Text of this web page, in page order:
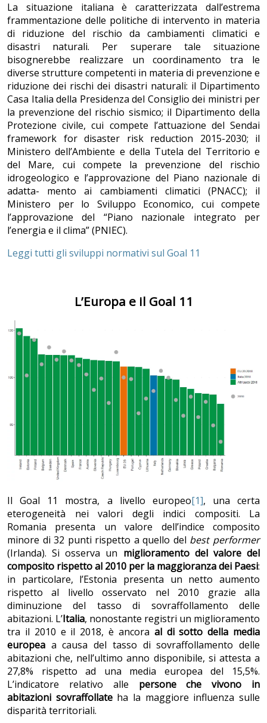
La situazione italiana è caratterizzata dall’estrema
frammentazione delle politiche di intervento in materia
di riduzione del rischio da cambiamenti climatici e
disastri naturali. Per superare tale situazione
bisognerebbe realizzare un coordinamento tra le
diverse strutture competenti in materia di prevenzione e
riduzione dei rischi dei disastri naturali: il Dipartimento
Casa Italia della Presidenza del Consiglio dei ministri per
la prevenzione del rischio sismico; il Dipartimento della
Protezione civile, cui compete l’attuazione del Sendai
framework for disaster risk reduction 2015-2030; il
Ministero dell’Ambiente e della Tutela del Territorio e
del Mare, cui compete la prevenzione del rischio
idrogeologico e l’approvazione del Piano nazionale di
adatta- mento ai cambiamenti climatici (PNACC); il
Ministero per lo Sviluppo Economico, cui compete
l’approvazione del “Piano nazionale integrato per
l’energia e il clima” (PNIEC).
Leggi tutti gli sviluppi normativi sul Goal 11
L’Europa e il Goal 11
Il Goal 11 mostra, a livello europeo[1], una certa
eterogeneità nei valori degli indici compositi. La
Romania presenta un valore dell’indice composito
minore di 32 punti rispetto a quello del best performer
(Irlanda). Si osserva un miglioramento del valore del
composito rispetto al 2010 per la maggioranza dei Paesi:
in particolare, l’Estonia presenta un netto aumento
rispetto al livello osservato nel 2010 grazie alla
diminuzione del tasso di sovraffollamento delle
abitazioni. L’Italia, nonostante registri un miglioramento
tra il 2010 e il 2018, è ancora al di sotto della media
europea a causa del tasso di sovraffollamento delle
abitazioni che, nell’ultimo anno disponibile, si attesta a
27,8% rispetto ad una media europea del 15,5%.
L’indicatore relativo alle persone che vivono in
abitazioni sovraffollateha la maggiore influenza sulle
disparità territoriali.